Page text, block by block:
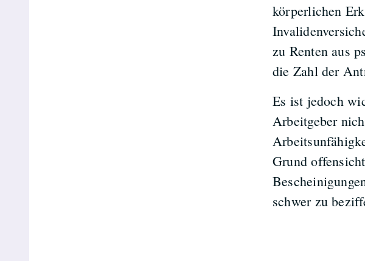
körperlichen
zu Renten aus
die Zahl der
Es ist jedoch
Arbeitgeber
Grund
schwer zu